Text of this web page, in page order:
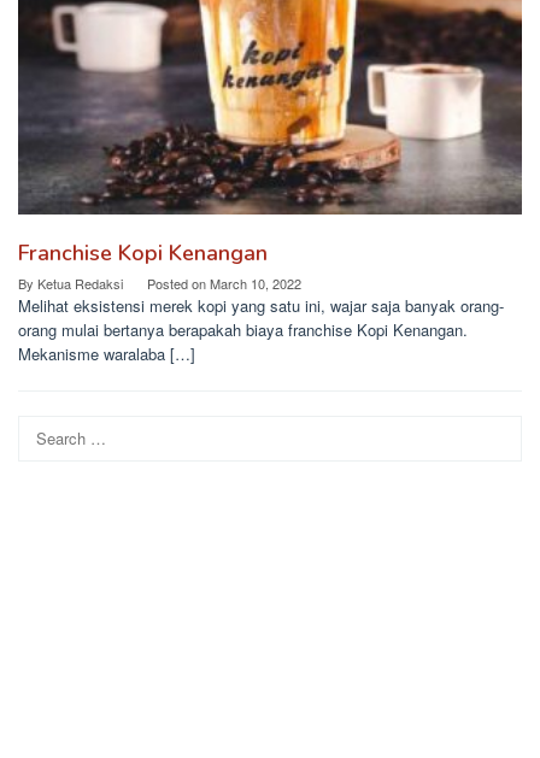
Franchise Kopi Kenangan
By Ketua Redaksi Posted onMarch 10, 2022
Melihat eksistensi merek kopi yang satu ini, wajar saja banyak orang-
orang mulai bertanya berapakah biaya franchise Kopi Kenangan.
Mekanisme waralaba […]
Search
for: